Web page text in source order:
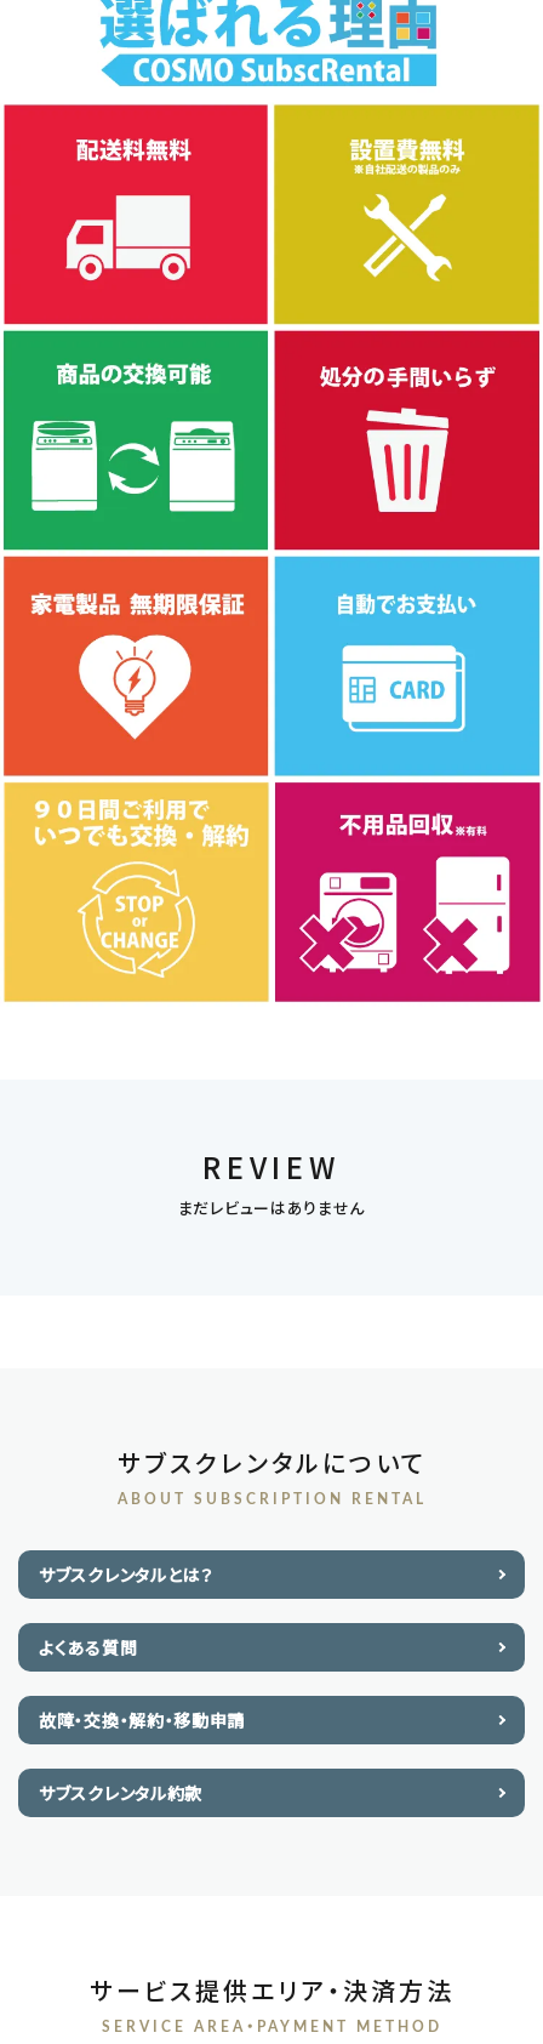
REVIEW
まだレビューはありません
サブスクレンタルについて
ABOUT SUBSCRIPTION RENTAL
サブスクレンタルとは？
よくある質問
故障・交換・解約・移動申請
サブスクレンタル約款
サービス提供エリア・決済方法
SERVICE AREA・PAYMENT METHOD